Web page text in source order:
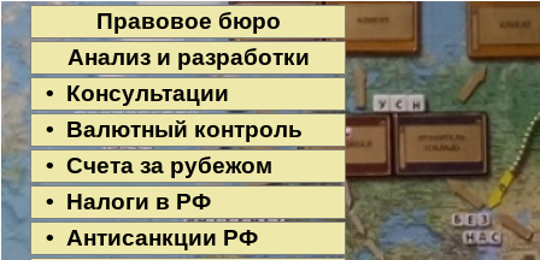
Правовое бюро
Анализ и разработки
• Консультации
• Валютный контроль
• Счета за рубежом
• Налоги в РФ
• Антисанкции РФ